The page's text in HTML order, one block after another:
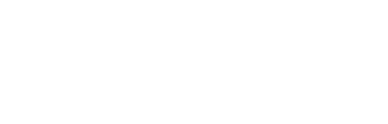
好きが太鼓判の口コミレシピ。
り身の基本の調理法。